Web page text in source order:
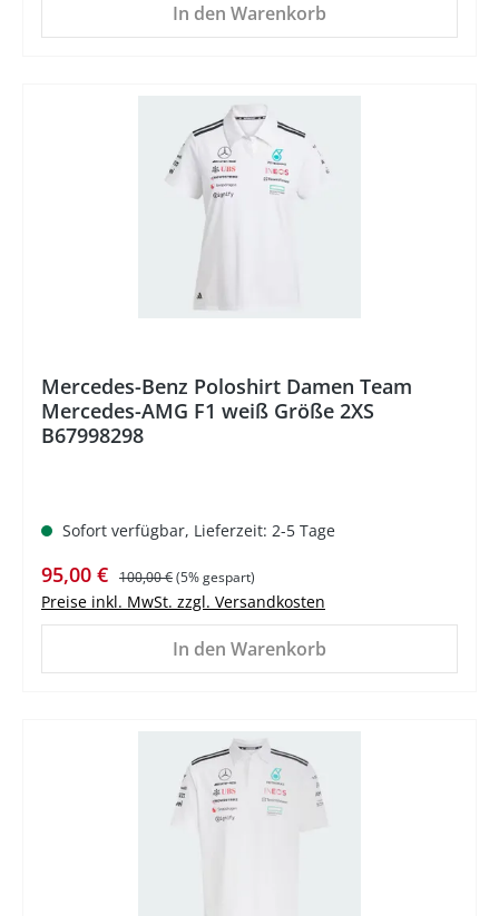
In den Warenkorb
Mercedes-Benz Poloshirt Damen Team
Mercedes-AMG F1 weiß Größe 2XS
B67998298
Sofort verfügbar, Lieferzeit: 2-5 Tage
Verkaufspreis:
95,00 € Regulärer Preis:
100,00 €(5% gespart)
Preise inkl. MwSt. zzgl. Versandkosten
In den Warenkorb